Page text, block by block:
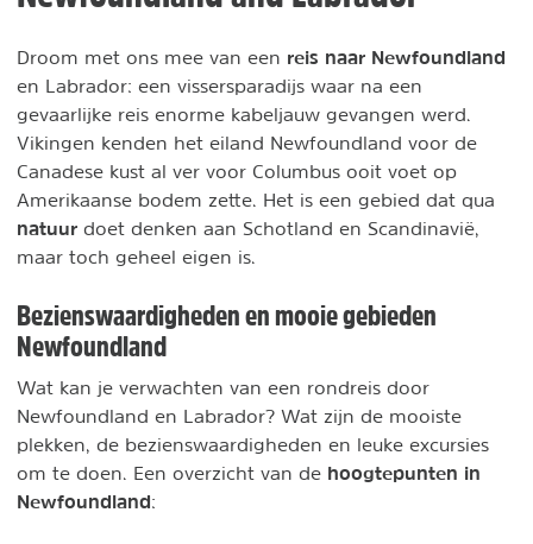
Droom met ons mee van een reis naar Newfoundland
en Labrador: een vissersparadijs waar na een
gevaarlijke reis enorme kabeljauw gevangen werd.
Vikingen kenden het eiland Newfoundland voor de
Canadese kust al ver voor Columbus ooit voet op
Amerikaanse bodem zette. Het is een gebied dat qua
natuur doet denken aan Schotland en Scandinavië,
maar toch geheel eigen is.
Bezienswaardigheden en mooie gebieden
Newfoundland
Wat kan je verwachten van een rondreis door
Newfoundland en Labrador? Wat zijn de mooiste
plekken, de bezienswaardigheden en leuke excursies
om te doen. Een overzicht van de hoogtepunten in
Newfoundland: